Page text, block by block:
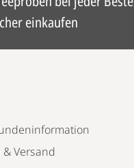
einkaufen
Versand